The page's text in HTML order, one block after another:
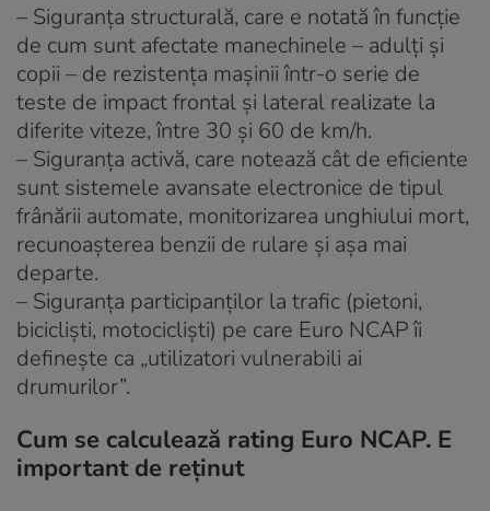
– Siguranța structurală, care e notată în funcție
de cum sunt afectate manechinele – adulți și
copii – de rezistența mașinii într-o serie de
teste de impact frontal și lateral realizate la
diferite viteze, între 30 și 60 de km/h.
– Siguranța activă, care notează cât de eficiente
sunt sistemele avansate electronice de tipul
frânării automate, monitorizarea unghiului mort,
recunoașterea benzii de rulare și așa mai
departe.
– Siguranța participanților la trafic (pietoni,
bicicliști, motocicliști) pe care Euro NCAP îi
definește ca „utilizatori vulnerabili ai
drumurilor”.
Cum se calculează rating Euro NCAP. E
important de reținut